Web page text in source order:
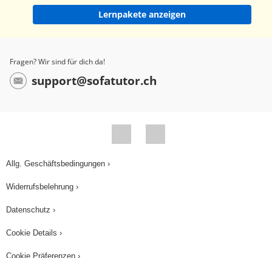
Lernpakete anzeigen
Fragen? Wir sind für dich da!
support@sofatutor.ch
Allg. Geschäftsbedingungen ›
Widerrufsbelehrung ›
Datenschutz ›
Cookie Details ›
Cookie Präferenzen ›